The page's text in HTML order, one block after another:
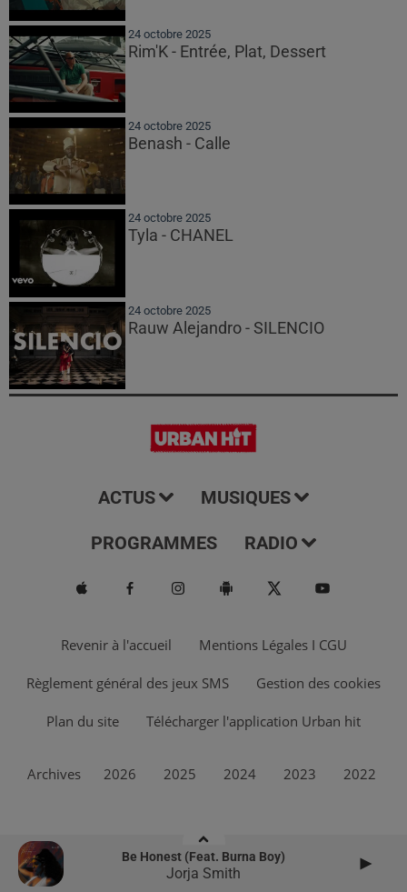
Be Honest (feat. Burna Boy)
Jorja Smith
24 octobre 2025
Rim'K - Entrée, Plat, Dessert
24 octobre 2025
Benash - Calle
24 octobre 2025
Tyla - CHANEL
24 octobre 2025
Rauw Alejandro - SILENCIO
ACTUS MUSIQUES
PROGRAMMES RADIO
Revenir à l'accueil Mentions Légales I CGU
Règlement général des jeux SMS Gestion des cookies
Plan du site Télécharger l'application Urban hit
Archives 2026 2025 2024 2023 2022